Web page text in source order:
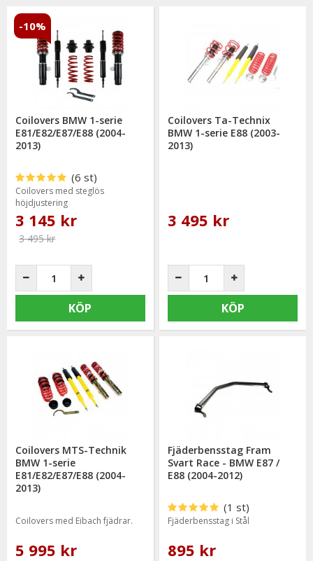
Coilovers BMW 1-serie
E81/E82/E87/E88 (2004-
2013)
(6 st)
Coilovers med steglös
höjdjustering
3 145 kr
3 495 kr
-10%
KÖP
Coilovers Ta-Technix
BMW 1-serie E88 (2003-
2013)
3 495 kr
KÖP
Coilovers MTS-Technik
BMW 1-serie
E81/E82/E87/E88 (2004-
2013)
Coilovers med Eibach fjädrar.
5 995 kr
Fjäderbensstag Fram
Svart Race - BMW E87 /
E88 (2004-2012)
(1 st)
Fjäderbensstag i Stål
895 kr